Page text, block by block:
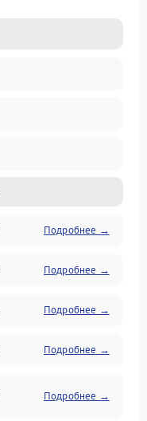
Подробнее →
Подробнее →
Подробнее →
Подробнее →
Подробнее →